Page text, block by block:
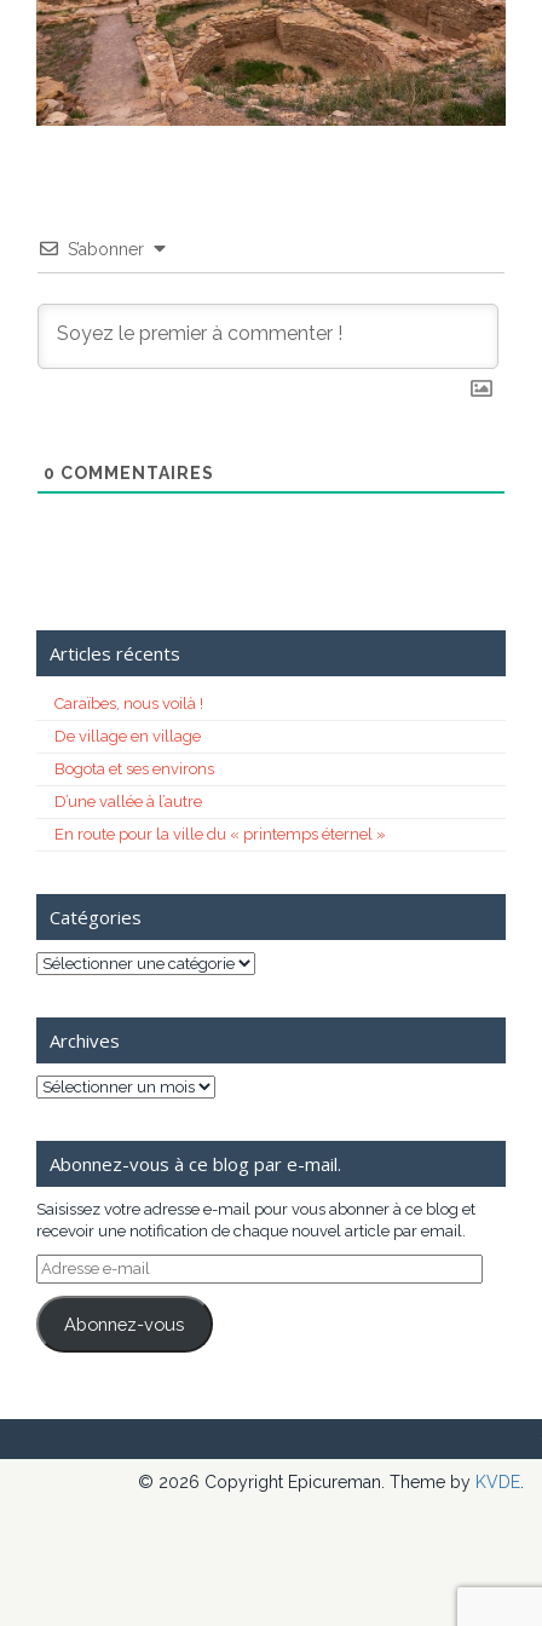
S’abonner
0 COMMENTAIRES
Articles récents
Caraïbes, nous voilà !
De village en village
Bogota et ses environs
D’une vallée à l’autre
En route pour la ville du « printemps éternel »
Catégories
Catégories
Archives
Archives
Abonnez-vous à ce blog par e-mail.
Saisissez votre adresse e-mail pour vous abonner à ce blog et
recevoir une notification de chaque nouvel article par email.
Adresse
e-
mail
Abonnez-vous
© 2026 Copyright Epicureman. Theme by KVDE.